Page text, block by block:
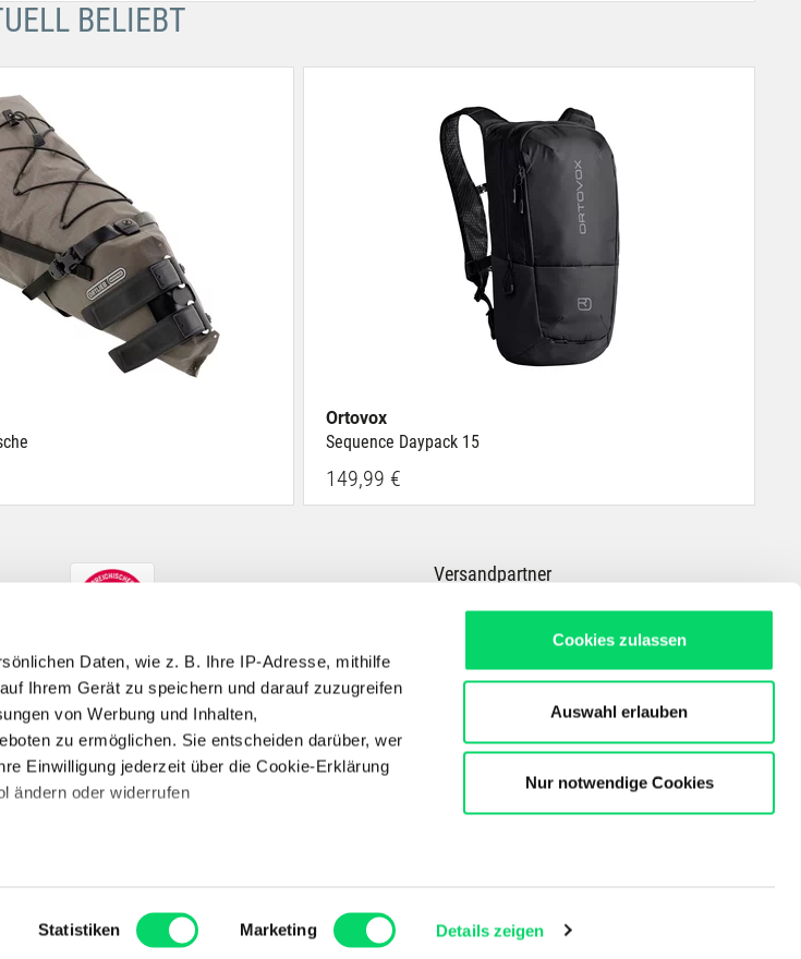
Daten, wie z. B. Ihre IP-Adresse, mithilfe
Ihrem Gerät zu speichern und darauf zuzugreifen
von Werbung und Inhalten,
zu ermöglichen. Sie entscheiden darüber, wer
Einwilligung jederzeit über die Cookie-Erklärung
ändern oder widerrufen
Merkmalen (Fingerprinting) identifizieren
Statistiken Marketing Details zeigen
Cookies zulassen
Auswahl erlauben
Nur notwendige Cookies
BELIEBT
Ortovox
Sequence Daypack 15
149,99 €
Versandpartner
SHOP
Outdoor Skitouren Wandern
Impressum